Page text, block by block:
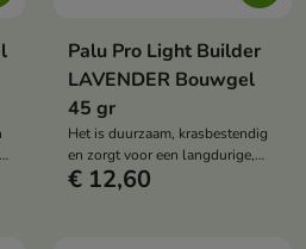
Palu Pro Light Builder
LAVENDER Bouwgel
45 gr
Het is duurzaam, krasbestendig
en zorgt voor een langdurige,
intense glans
€ 12,60